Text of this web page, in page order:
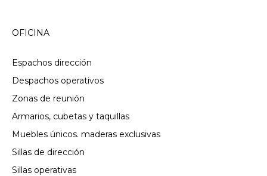
OFICINA
Espachos dirección
Despachos operativos
Zonas de reunión
Armarios, cubetas y taquillas
Muebles únicos. maderas exclusivas
Sillas de dirección
Sillas operativas